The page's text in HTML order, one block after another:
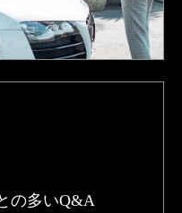
の多いQ&A